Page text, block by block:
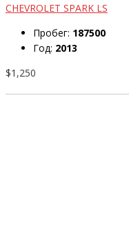
CHEVROLET SPARK LS
Пробег: 187500
Год: 2013
$1,250